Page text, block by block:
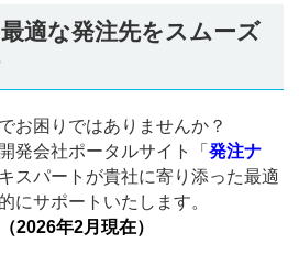
適な発注先をスムーズ
お困りではありませんか？
発会社ポータルサイト「 発注ナ
スパートが貴社に寄り添った最適
にサポートいたします。
2026年2月現在）